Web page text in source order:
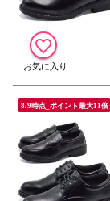
8/9時点_ポイント最大11倍